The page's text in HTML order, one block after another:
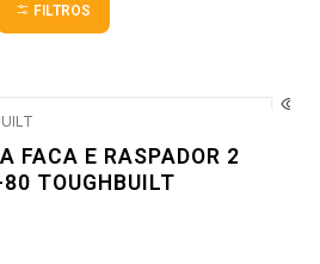
FILTROS
FACA E RASPADOR 2
TOUGHBUILT